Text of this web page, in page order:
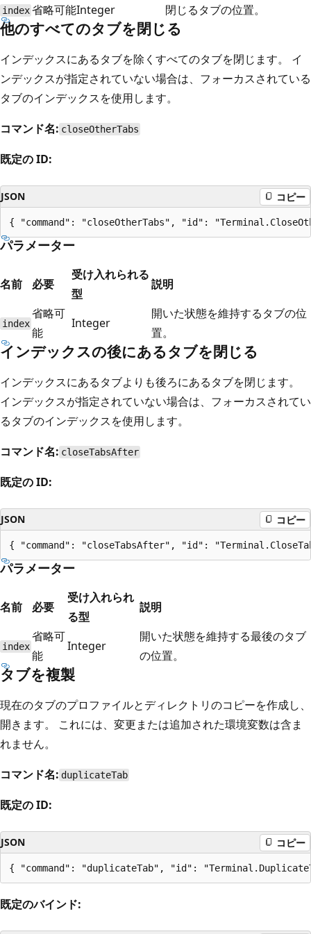
index 省略可能Integer 閉じるタブの位置。
他のすべてのタブを閉じる
インデックスにあるタブを除くすべてのタブを閉じます。 イ
ンデックスが指定されていない場合は、フォーカスされている
タブのインデックスを使用します。
コマンド名: closeOtherTabs
既定の ID:
JSON コピー
パラメーター
名前 必要
受け入れられる
型
説明
index
省略可
能
Integer
開いた状態を維持するタブの位
置。
インデックスの後にあるタブを閉じる
インデックスにあるタブよりも後ろにあるタブを閉じます。
インデックスが指定されていない場合は、フォーカスされてい
るタブのインデックスを使用します。
コマンド名: closeTabsAfter
既定の ID:
JSON コピー
パラメーター
名前 必要
受け入れられ
る型
説明
index
省略可
能
Integer
開いた状態を維持する最後のタブ
の位置。
タブを複製
現在のタブのプロファイルとディレクトリのコピーを作成し、
開きます。 これには、変更または追加された環境変数は含ま
れません。
コマンド名: duplicateTab
既定の ID:
JSON コピー
既定のバインド: